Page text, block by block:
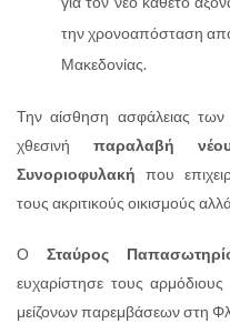
την χρονοαπόσταση από
Μακεδονίας.
Την αίσθηση ασφάλειας των
χθεσινήπαραλαβή
Συνοριοφυλακή που
τους ακριτικούς οικισμούς
Ο Σταύρος
ευχαρίστησε τους
μείζονων παρεμβάσεων στη